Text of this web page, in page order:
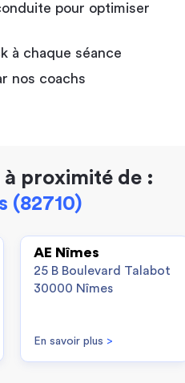
pour optimiser
à chaque séance
nos coachs
proximité de :
(82710)
AE Nîmes
25 B Boulevard Talabot
30000 Nîmes
En savoir plus >